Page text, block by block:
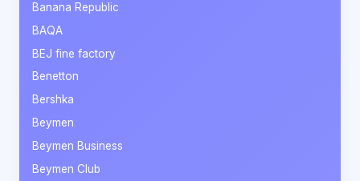
Banana Republic
BAQA
BEJ fine factory
Benetton
Bershka
Beymen
Beymen Business
Beymen Club